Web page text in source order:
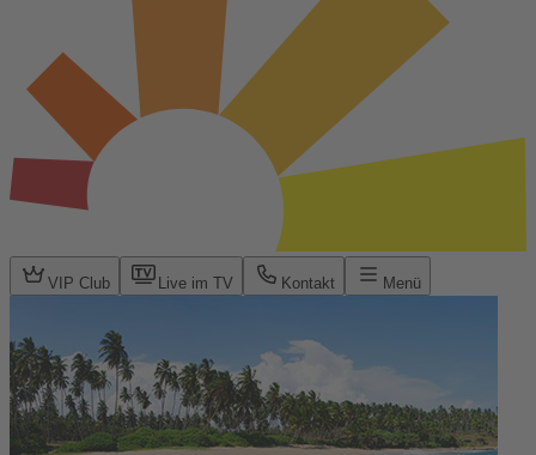
VIP Club Live im TV Kontakt Menü